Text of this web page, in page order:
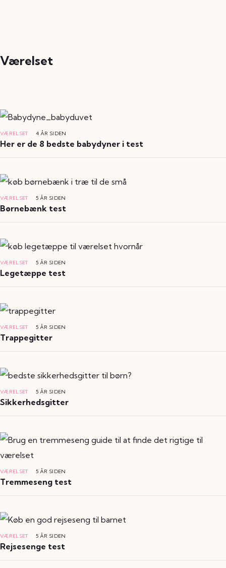
Værelset
VÆRELSET 4 ÅR SIDEN
Her er de 8 bedste babydyner i test
VÆRELSET 5 ÅR SIDEN
Børnebænk test
VÆRELSET 5 ÅR SIDEN
Legetæppe test
VÆRELSET 5 ÅR SIDEN
Trappegitter
VÆRELSET 5 ÅR SIDEN
Sikkerhedsgitter
VÆRELSET 5 ÅR SIDEN
Tremmeseng test
VÆRELSET 5 ÅR SIDEN
Rejsesenge test